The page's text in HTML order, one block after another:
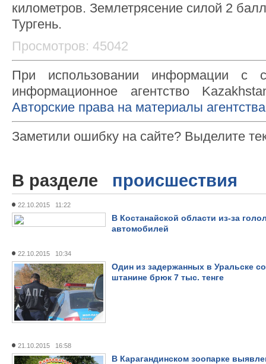
километров. Землетрясение силой 2
Тургень.
Просмотров: 45042
При использовании информации с
информационное агентство
Авторские права на материалы
Заметили ошибку на сайте? Выделите
В разделе происшествия
22.10.2015 11:22
В Костанайской области из-за
автомобилей
22.10.2015 10:34
Один из задержанных в Уральске
штанине брюк 7 тыс. тенге
21.10.2015 16:58
В Карагандинском зоопарке